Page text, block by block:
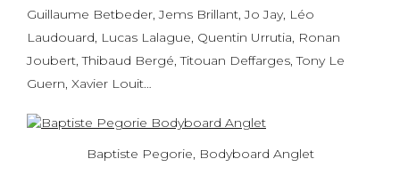
Guillaume Betbeder, Jems Brillant, Jo Jay, Léo
Laudouard, Lucas Lalague, Quentin Urrutia, Ronan
Joubert, Thibaud Bergé, Titouan Deffarges, Tony Le
Guern, Xavier Louit…
Baptiste Pegorie, Bodyboard Anglet